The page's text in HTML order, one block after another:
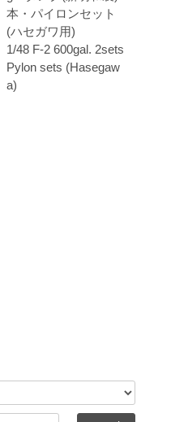
本・パイロンセット
(ハセガワ用)
1/48 F-2 600gal. 2sets
Pylon sets (Hasegaw
a)